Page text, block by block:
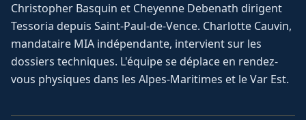
Christopher Basquin et Cheyenne Debenath dirigent
Tessoria depuis Saint-Paul-de-Vence. Charlotte Cauvin,
mandataire MIA indépendante, intervient sur les
dossiers techniques. L'équipe se déplace en rendez-
vous physiques dans les Alpes-Maritimes et le Var Est.